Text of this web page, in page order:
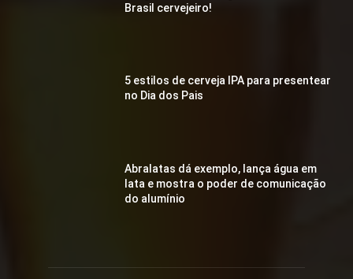
Brasil cervejeiro!
5 estilos de cerveja IPA para presentear
no Dia dos Pais
Abralatas dá exemplo, lança água em
lata e mostra o poder de comunicação
do alumínio